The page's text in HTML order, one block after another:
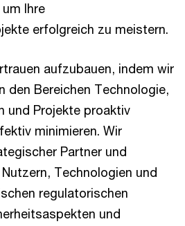
Ihre
erfolgreich zu meistern.
aufzubauen, indem wir
den Bereichen Technologie,
und Projekte proaktiv
minimieren. Wir
Partner und
Technologien und
regulatorischen
und